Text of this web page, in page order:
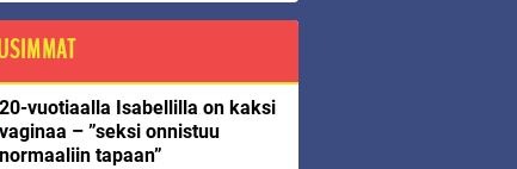
20-vuotiaalla Isabellilla on kaksi
vaginaa – ”seksi onnistuu
normaaliin tapaan”